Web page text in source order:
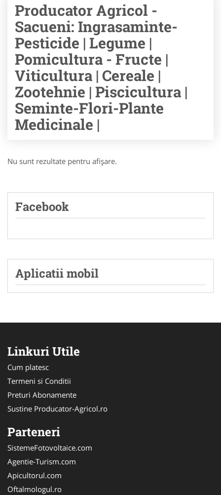
Producator Agricol -
Sacueni: Ingrasaminte-
Pesticide | Legume |
Pomicultura - Fructe |
Viticultura | Cereale |
Zootehnie | Piscicultura |
Seminte-Flori-Plante
Medicinale |
Nu sunt rezultate pentru afişare.
Facebook
Aplicatii mobil
Linkuri Utile
Cum platesc
Termeni si Conditii
Preturi Abonamente
Sustine Producator-Agricol.ro
Parteneri
SistemeFotovoltaice.com
Agentie-Turism.com
Apicultorul.com
Oftalmologul.ro